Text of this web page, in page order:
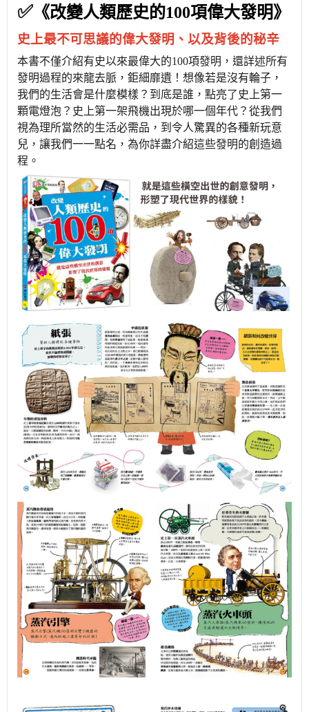
✅ 《改變人類歷史的100項偉大發明》
史上最不可思議的偉大發明、 以及背後的秘辛
本書不僅介紹有史以來最偉大的100項發明，還詳述所有
發明過程的來龍去脈，鉅細靡遺！想像若是沒有輪子，
我們的生活會是什麼模樣？到底是誰，點亮了史上第一
顆電燈泡？史上第一架飛機出現於哪一個年代？從我們
視為理所當然的生活必需品，到令人驚異的各種新玩意
兒，讓我們一一點名，為你詳盡介紹這些發明的創造過
程。